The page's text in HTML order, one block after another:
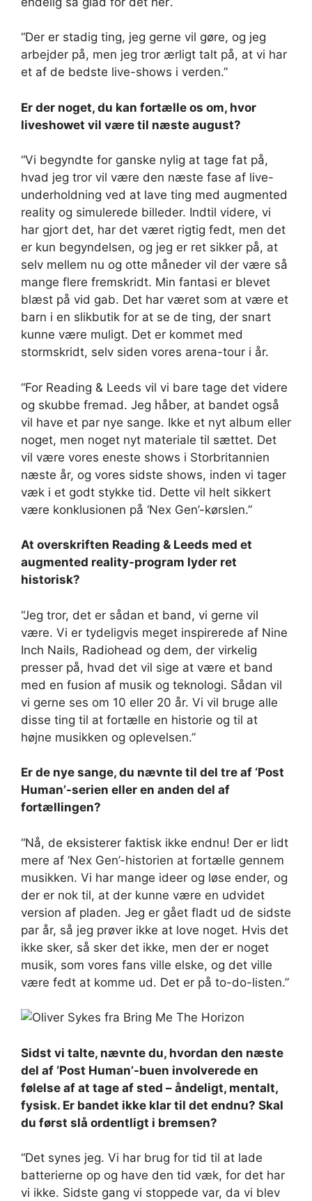
“Der er stadig ting, jeg gerne vil gøre, og jeg
arbejder på, men jeg tror ærligt talt på, at vi har
et af de bedste live-shows i verden.”
Er der noget, du kan fortælle os om, hvor
liveshowet vil være til næste august?
“Vi begyndte for ganske nylig at tage fat på,
hvad jeg tror vil være den næste fase af live-
underholdning ved at lave ting med augmented
reality og simulerede billeder. Indtil videre, vi
har gjort det, har det været rigtig fedt, men det
er kun begyndelsen, og jeg er ret sikker på, at
selv mellem nu og otte måneder vil der være så
mange flere fremskridt. Min fantasi er blevet
blæst på vid gab. Det har været som at være et
barn i en slikbutik for at se de ting, der snart
kunne være muligt. Det er kommet med
stormskridt, selv siden vores arena-tour i år.
“For Reading & Leeds vil vi bare tage det videre
og skubbe fremad. Jeg håber, at bandet også
vil have et par nye sange. Ikke et nyt album eller
noget, men noget nyt materiale til sættet. Det
vil være vores eneste shows i Storbritannien
næste år, og vores sidste shows, inden vi tager
væk i et godt stykke tid. Dette vil helt sikkert
være konklusionen på ‘Nex Gen’-kørslen.”
At overskriften Reading & Leeds med et
augmented reality-program lyder ret
historisk?
“Jeg tror, ​​det er sådan et band, vi gerne vil
være. Vi er tydeligvis meget inspirerede af Nine
Inch Nails, Radiohead og dem, der virkelig
presser på, hvad det vil sige at være et band
med en fusion af musik og teknologi. Sådan vil
vi gerne ses om 10 eller 20 år. Vi vil bruge alle
disse ting til at fortælle en historie og til at
højne musikken og oplevelsen.”
Er de nye sange, du nævnte til del tre af ‘Post
Human’-serien eller en anden del af
fortællingen?
“Nå, de eksisterer faktisk ikke endnu! Der er lidt
mere af ‘Nex Gen’-historien at fortælle gennem
musikken. Vi har mange ideer og løse ender, og
der er nok til, at der kunne være en udvidet
version af pladen. Jeg er gået fladt ud de sidste
par år, så jeg prøver ikke at love noget. Hvis det
ikke sker, så sker det ikke, men der er noget
musik, som vores fans ville elske, og det ville
være fedt at komme ud. Det er på to-do-listen.”
Sidst vi talte, nævnte du, hvordan den næste
del af ‘Post Human’-buen involverede en
følelse af at tage af sted – åndeligt, mentalt,
fysisk. Er bandet ikke klar til det endnu? Skal
du først slå ordentligt i bremsen?
“Det synes jeg. Vi har brug for tid til at lade
batterierne op og have den tid væk, for det har
vi ikke. Sidste gang vi stoppede var, da vi blev